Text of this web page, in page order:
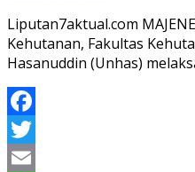
Liputan7aktual.com
Kehutanan, Fakultas
Hasanuddin (Unhas)
Facebook
Twitter